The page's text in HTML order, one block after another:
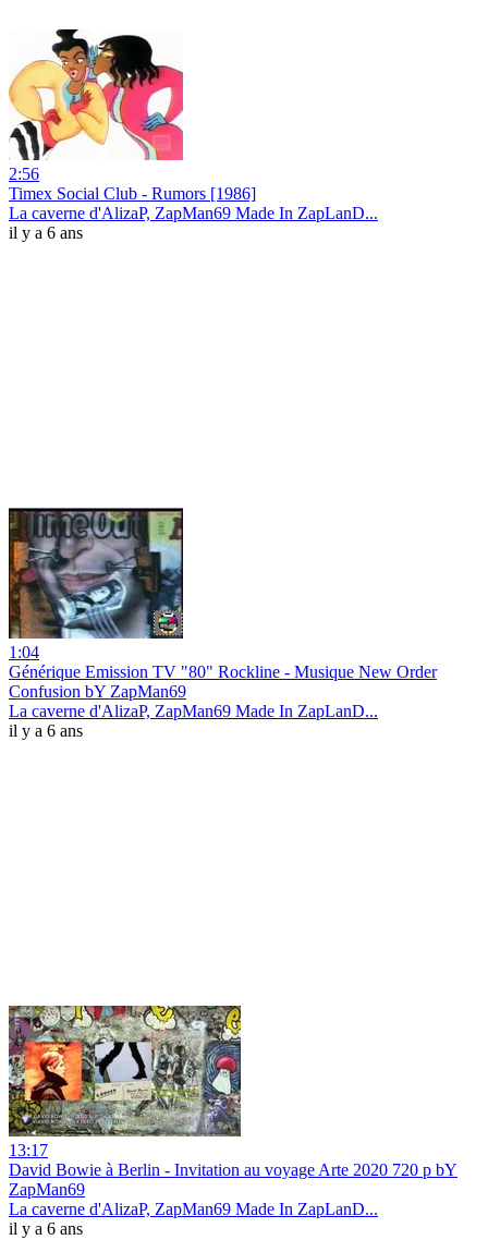
2:56
Timex Social Club - Rumors [1986]
La caverne d'AlizaP, ZapMan69 Made In ZapLanD...
il y a 6 ans
1:04
Générique Emission TV "80" Rockline - Musique New Order
Confusion bY ZapMan69
La caverne d'AlizaP, ZapMan69 Made In ZapLanD...
il y a 6 ans
13:17
David Bowie à Berlin - Invitation au voyage Arte 2020 720 p bY
ZapMan69
La caverne d'AlizaP, ZapMan69 Made In ZapLanD...
il y a 6 ans